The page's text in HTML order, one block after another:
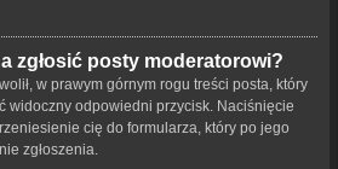
zgłosić posty moderatorowi?
w prawym górnym rogu treści posta, który
widoczny odpowiedni przycisk. Naciśnięcie
cię do formularza, który po jego
zgłoszenia.